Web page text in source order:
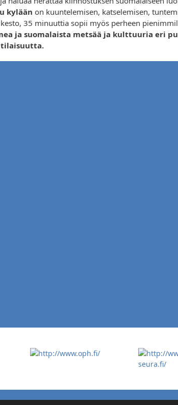
kylään on kuuntelemisen, katselemisen,
35 minuuttia sopii myös perheen
ja suomalaista metsää ja kulttuuria eri
tilaisuutta.